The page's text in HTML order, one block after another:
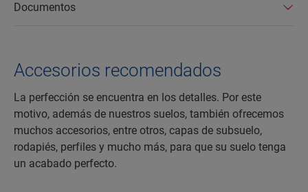
Documentos
Accesorios recomendados
La perfección se encuentra en los detalles. Por este
motivo, además de nuestros suelos, también ofrecemos
muchos accesorios, entre otros, capas de subsuelo,
rodapiés, perfiles y mucho más, para que su suelo tenga
un acabado perfecto.